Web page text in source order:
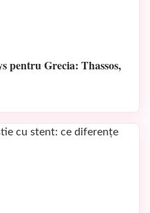
pentru Grecia: Thassos,